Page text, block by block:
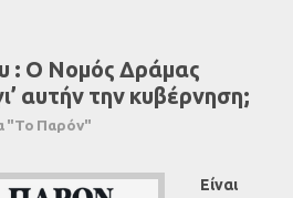
: Ο Νομός Δράμας
αυτήν την κυβέρνηση;
"Το Παρόν"
Είναι